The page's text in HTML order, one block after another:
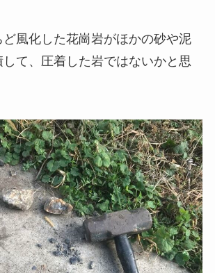
風化した花崗岩がほかの砂や泥
て、圧着した岩ではないかと思